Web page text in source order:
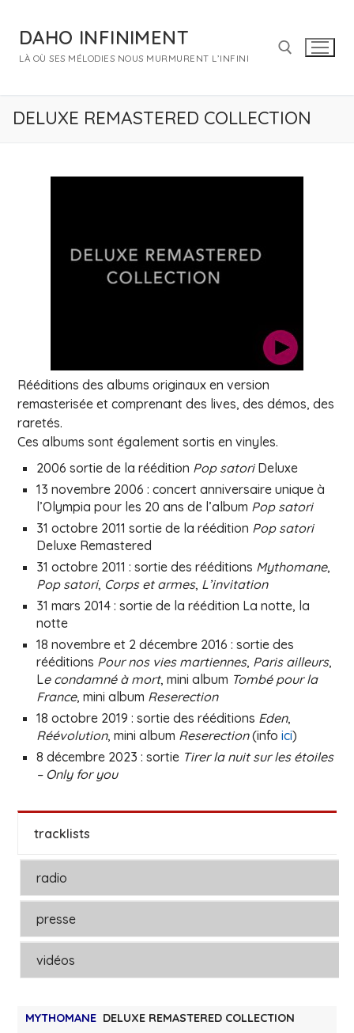
contenuDAHO INFINIMENT
LÀ OÙ SES MÉLODIES NOUS MURMURENT L’INFINI
Rechercher :
DELUXE REMASTERED COLLECTION
Rééditions des albums originaux en version
remasterisée et comprenant des lives, des démos, des
raretés.
Ces albums sont également sortis en vinyles.
2006 sortie de la réédition Pop satoriDeluxe
13 novembre 2006 : concert anniversaire unique à
l’Olympia pour les 20 ans de l’album Pop satori
31 octobre 2011 sortie de la réédition Pop satori
Deluxe Remastered
31 octobre 2011 : sortie des rééditions Mythomane,
Pop satori, Corps et armes, L’invitation
31 mars 2014 : sortie de la réédition La notte, la
notte
18 novembre et 2 décembre 2016 : sortie des
rééditions Pour nos vies martiennes, Paris ailleurs,
Le condamné à mort, mini album Tombé pour la
France, mini album Reserection
18 octobre 2019 : sortie des rééditions Eden,
Réévolution, mini album Reserection(info ici)
8 décembre 2023 : sortie Tirer la nuit sur les étoiles
– Only for you
tracklists
radio
presse
vidéos
MYTHOMANE DELUXE REMASTERED COLLECTION